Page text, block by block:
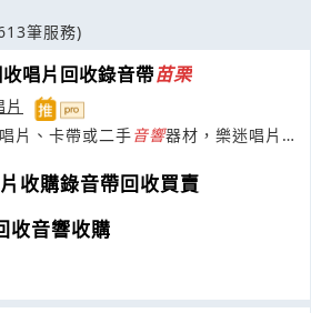
筆服務)
唱片回收錄音帶苗栗
片、卡帶或二手音響器材，樂迷唱片行
收購錄音帶回收買賣
收音響收購